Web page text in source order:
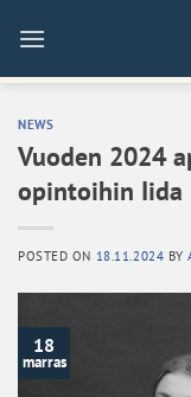
content
NEWS
Vuoden 2024
opintoihin Iida
POSTED ON 18.11.2024 BY
18
marras